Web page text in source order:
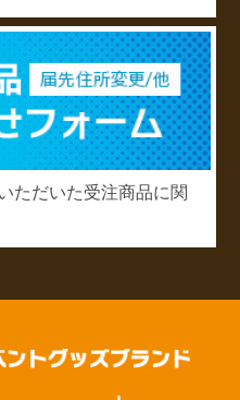
ただいた受注商品に関